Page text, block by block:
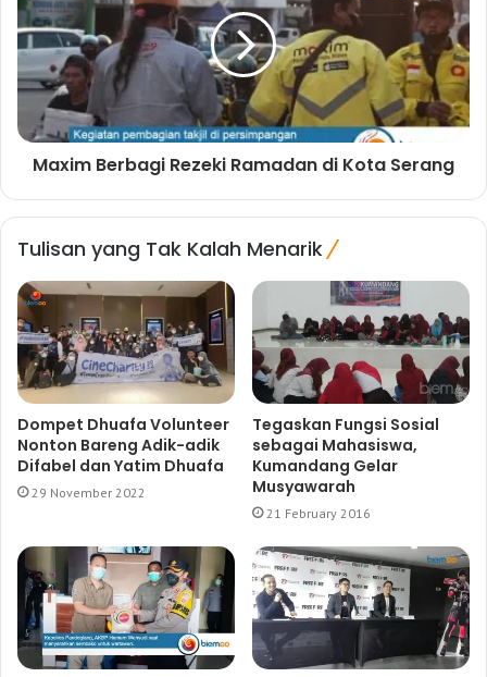
Maxim Berbagi Rezeki Ramadan di Kota Serang
Tulisan yang Tak Kalah Menarik
Dompet Dhuafa Volunteer
Nonton Bareng Adik-adik
Difabel dan Yatim Dhuafa
29 November 2022
Tegaskan Fungsi Sosial
sebagai Mahasiswa,
Kumandang Gelar
Musyawarah
21 February 2016